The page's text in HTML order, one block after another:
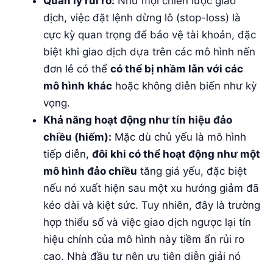
dịch, việc đặt lệnh dừng lỗ (stop-loss) là
cực kỳ quan trọng để bảo vệ tài khoản, đặc
biệt khi giao dịch dựa trên các mô hình nến
đơn lẻ có thể có thể bị nhầm lẫn với các
mô hình khác hoặc không diễn biến như kỳ
vọng.
Khả năng hoạt động như tín hiệu đảo
chiều (hiếm): Mặc dù chủ yếu là mô hình
tiếp diễn, đôi khi có thể hoạt động như một
mô hình đảo chiều tăng giá yếu, đặc biệt
nếu nó xuất hiện sau một xu hướng giảm đã
kéo dài và kiệt sức. Tuy nhiên, đây là trường
hợp thiểu số và việc giao dịch ngược lại tín
hiệu chính của mô hình này tiềm ẩn rủi ro
cao. Nhà đầu tư nên ưu tiên diễn giải nó